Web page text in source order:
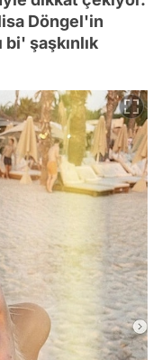
Döngel'in
bi' şaşkınlık